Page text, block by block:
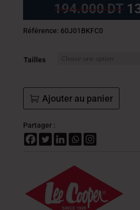
194.000DT
Référence: 60J01BKFC0
Tailles
Ajouter au panier
Partager :